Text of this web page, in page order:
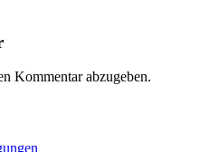
Kommentar abzugeben.